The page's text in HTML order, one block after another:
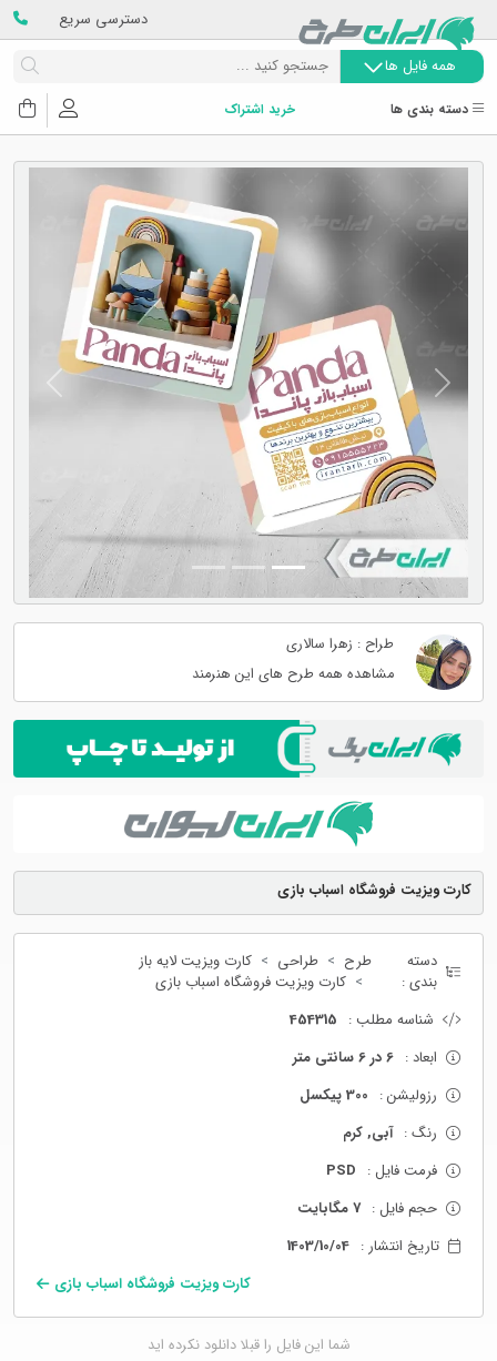
دسترسی سریع
همه فایل ها
دسته بندی ها خرید اشتراک
کارت ویزیت فروشگاه اسباب بازی
دسته
بندی :
طرح طراحی
کارت ویزیت لایه باز
کارت ویزیت فروشگاه اسباب بازی
شناسه مطلب : 454315
ابعاد : 6 در 6 سانتی متر
رزولیشن : 300 پیکسل
رنگ : آبی, کرم
فرمت فایل : PSD
حجم فایل : 7 مگابایت
تاریخ انتشار : 1403/10/04
کارت ویزیت فروشگاه اسباب بازی
شما این فایل را قبلا دانلود نکرده اید
Previous
Next
طراح : زهرا سالاری
مشاهده همه طرح های این هنرمند